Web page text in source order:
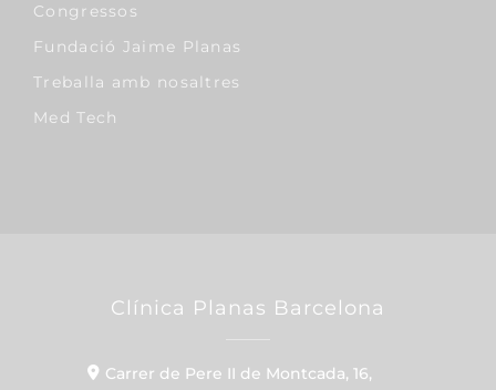
Congressos
Fundació Jaime Planas
Treballa amb nosaltres
Med Tech
Clínica Planas Barcelona
Carrer de Pere II de Montcada, 16,